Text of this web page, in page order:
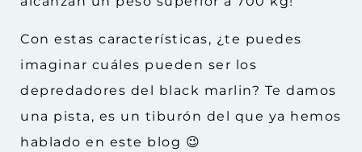
Con estas características, ¿te puedes
imaginar cuáles pueden ser los
depredadores del black marlin? Te damos
una pista, es un tiburón del que ya hemos
hab lado en este blog 😉